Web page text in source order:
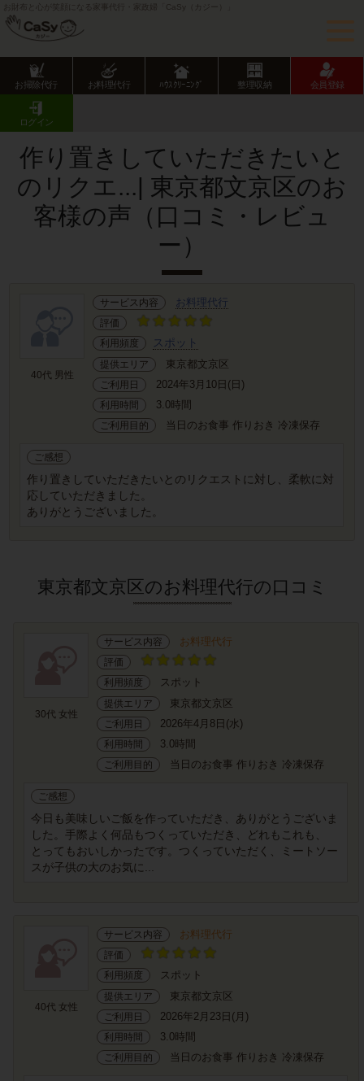
お財布と心が笑顔になる家事代行・家政婦「CaSy（カジー）」
お掃除代行 お料理代行 ﾊｳｽｸﾘｰﾆﾝｸﾞ 整理収納 会員登録
ログイン
CaSy TOP
お客様の声･口コミ詳細
作り置きしていただきたいと
のリクエ...| 東京都文京区のお
客様の声（口コミ・レビュ
ー）
40代 男性
サービス内容 お料理代行
評価
利用頻度
スポット
提供エリア 東京都文京区
ご利用日 2024年3月10日(日)
利用時間 3.0時間
ご利用目的 当日のお食事 作りおき 冷凍保存
ご感想
作り置きしていただきたいとのリクエストに対し、柔軟に対
応していただきました。
ありがとうございました。
東京都文京区のお料理代行の口コミ
30代 女性
サービス内容 お料理代行
評価
利用頻度
スポット
提供エリア 東京都文京区
ご利用日 2026年4月8日(水)
利用時間 3.0時間
ご利用目的 当日のお食事 作りおき 冷凍保存
ご感想
今日も美味しいご飯を作っていただき、ありがとうございま
した。手際よく何品もつくっていただき、どれもこれも、
とってもおいしかったです。つくっていただく、ミートソー
スが子供の大のお気に...
40代 女性
サービス内容 お料理代行
評価
利用頻度
スポット
提供エリア 東京都文京区
ご利用日 2026年2月23日(月)
利用時間 3.0時間
ご利用目的 当日のお食事 作りおき 冷凍保存